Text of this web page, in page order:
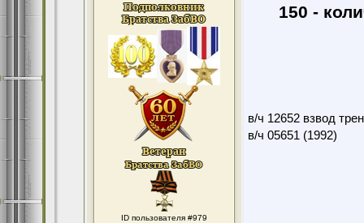
ID пользователя #979
150 -
в/ч 12652 взвод
в/ч 05651 (1992)